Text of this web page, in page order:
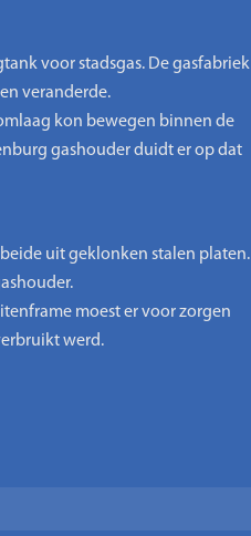
voor stadsgas. De gasfabriek
veranderde.
kon bewegen binnen de
gashouder duidt er op dat
uit geklonken stalen platen.
moest er voor zorgen
werd.